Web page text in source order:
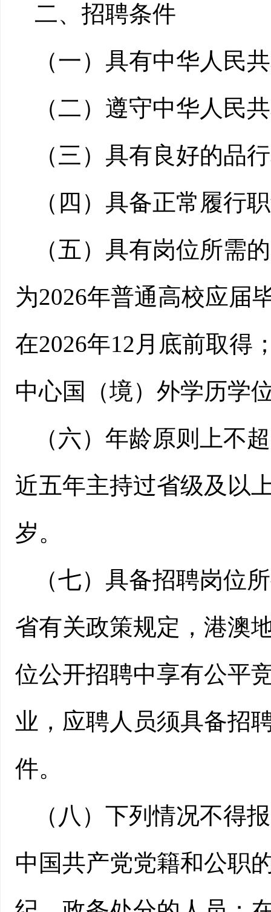
二、招聘条件
（一）具有中华人民
（二）遵守中华人民
（三）具有良好的品
（四）具备正常履行
（五）具有岗位所需
为2026年普通高校应届
在2026年12月底前取得
中心国（境）外学历学
（六）年龄原则上不
近五年主持过省级及以
岁。
（七）具备招聘岗位
省有关政策规定，港澳
位公开招聘中享有公平
业，应聘人员须具备招
件。
（八）下列情况不得
中国共产党党籍和公职